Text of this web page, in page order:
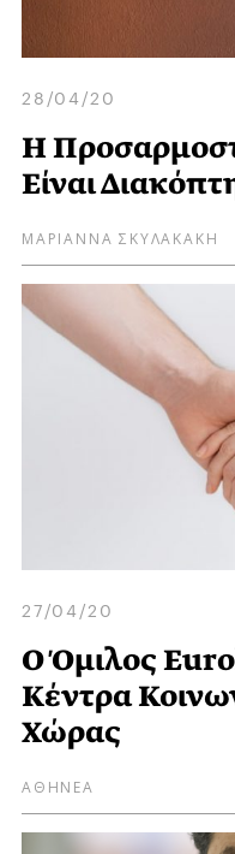
28/04/20
Η
Είναι
ΜΑΡΙΑΝΝΑ ΣΚΥΛΑΚΑΚΗ
27/04/20
Ο Όμιλος
Κέντρα
Χώρας
ΑΘΗΝΕΑ